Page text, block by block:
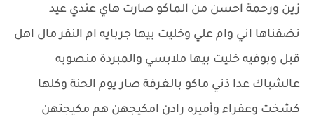
زين ورحمة احسن من الماكو صارت هاي عندي عيد
نضفناها اني وام علي وخليت بيها جربايه ام النفر مال اهل
قبل وبوفيه خليت بيها ملابسي والمبردة منصوبه
عالشباك عدا ذني ماكو بالغرفة صار يوم الحنة وكلها
كشخت وعفراء وأميره رادن امكيجهن هم مكيجتهن